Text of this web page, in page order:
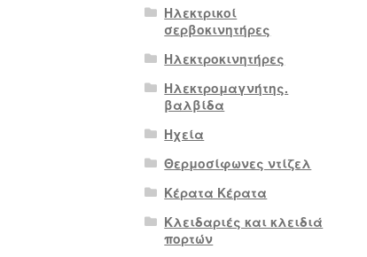
Ηλεκτρικοί
σερβοκινητήρες
Ηλεκτροκινητήρες
Ηλεκτρομαγνήτης.
βαλβίδα
Ηχεία
Θερμοσίφωνες ντίζελ
Κέρατα Κέρατα
Κλειδαριές και κλειδιά
πορτών